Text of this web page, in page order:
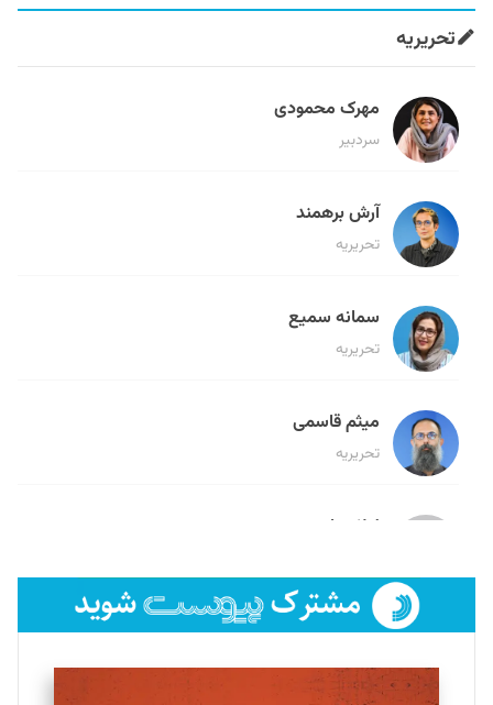
تحریریه
مهرک محمودی
سردبیر
آرش برهمند
تحریریه
سمانه سمیع
تحریریه
میثم قاسمی
تحریریه
لیلا حنارود
فائزه فتحی رستمی
تحریریه